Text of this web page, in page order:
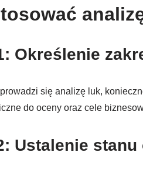
Określenie
się analizę luk,
do oceny oraz cele
Ustalenie stanu